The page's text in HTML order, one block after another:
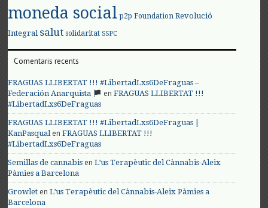
moneda social p2p Foundation Revolució
Integral salut solidaritat SSPC
Comentaris recents
FRAGUAS LLIBERTAT !!! #LibertadLxs6DeFraguas –
Federación Anarquista
enFRAGUAS LLIBERTAT !!!
#LibertadLxs6DeFraguas
FRAGUAS LLIBERTAT !!! #LibertadLxs6DeFraguas |
KanPasqualenFRAGUAS LLIBERTAT !!!
#LibertadLxs6DeFraguas
Semillas de cannabis enL’us Terapèutic del Cànnabis-Aleix
Pàmies a Barcelona
Growlet enL’us Terapèutic del Cànnabis-Aleix Pàmies a
Barcelona